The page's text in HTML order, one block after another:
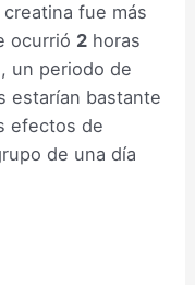
fue más
ocurrió 2 horas
un periodo de
estarían bastante
efectos de
de una día